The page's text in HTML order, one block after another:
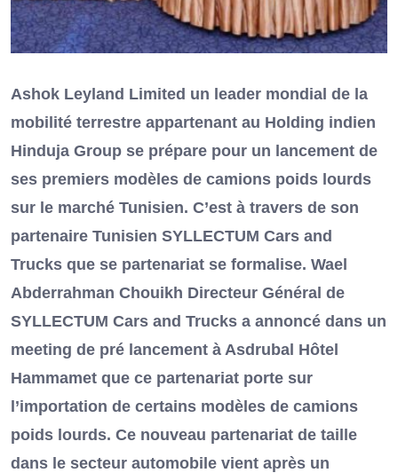
Ashok Leyland Limited un leader mondial de la
mobilité terrestre appartenant au Holding indien
Hinduja Group se prépare pour un lancement de
ses premiers modèles de camions poids lourds
sur le marché Tunisien. C’est à travers de son
partenaire Tunisien SYLLECTUM Cars and
Trucks que se partenariat se formalise. Wael
Abderrahman Chouikh Directeur Général de
SYLLECTUM Cars and Trucks a annoncé dans un
meeting de pré lancement à Asdrubal Hôtel
Hammamet que ce partenariat porte sur
l’importation de certains modèles de camions
poids lourds. Ce nouveau partenariat de taille
dans le secteur automobile vient après un